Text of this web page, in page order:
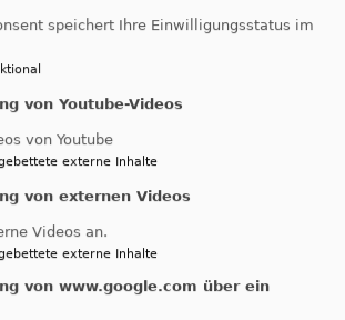
Hemau
wurde am 1. Advent,
Kreisdekan OKR Flurschütz
Sie diente auch den
errichteten „General-von-
finden Sie unter:
nittendorf-evangelisch.de/
speichert Ihre Einwilligungsstatus im
von Youtube-Videos
von Youtube
externe Inhalte
von externen Videos
Videos an.
externe Inhalte
von www.google.com über ein